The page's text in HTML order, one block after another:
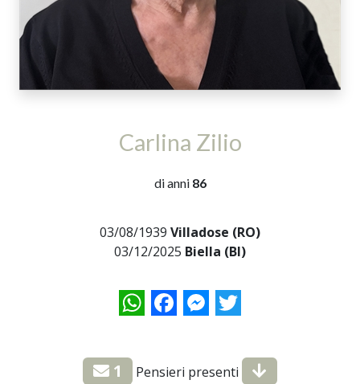
Carlina Zilio
di anni 86
03/08/1939 Villadose (RO)
03/12/2025 Biella (BI)
WhatsAppFacebookMessenger
Twitter
1 Pensieri presenti